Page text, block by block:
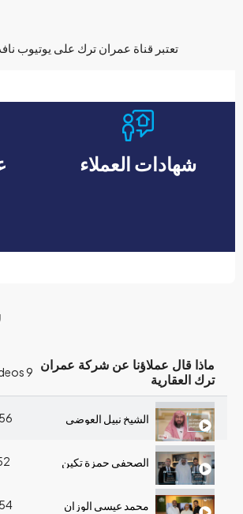
تعتبر قناة عمران ترك على يوتيوب
شهادات العملاء
ماذا قال عملاؤنا عن شركة عمران
ترك العقارية
9 Videos
الشيخ نبيل العوضي
الصحفي حمزة تكين
محمد عيسى الوزان